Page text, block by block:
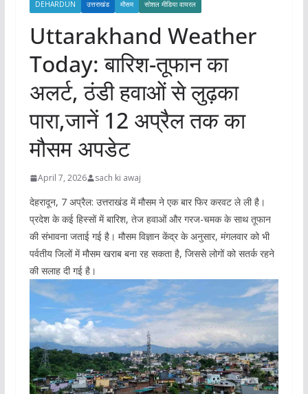
DEHARDUN उत्तराखंड मौसम सोशल मीडिया वायरल
Uttarakhand Weather
Today: बारिश-तूफान का
अलर्ट, ठंडी हवाओं से लुढ़का
पारा,जानें 12 अप्रैल तक का
मौसम अपडेट
April 7, 2026 sach ki awaj
देहरादून, 7 अप्रैल: उत्तराखंड में मौसम ने एक बार फिर करवट ले ली है।
प्रदेश के कई हिस्सों में बारिश, तेज हवाओं और गरज-चमक के साथ तूफान
की संभावना जताई गई है। मौसम विज्ञान केंद्र के अनुसार, मंगलवार को भी
पर्वतीय जिलों में मौसम खराब बना रह सकता है, जिससे लोगों को सतर्क रहने
की सलाह दी गई है।